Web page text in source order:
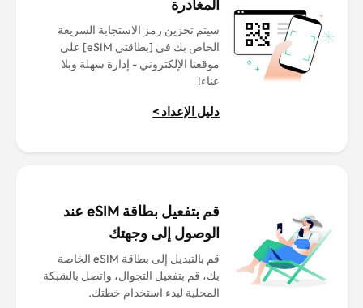
المغادرة
سيتم تخزين رمز الاستجابة السريعة
الخاص بك في [بطاقتي eSIM] على
موقعنا الإلكتروني - إدارة سهلة وبلا
عناء!
دليل الإعداد >
قم بتفعيل بطاقة eSIM عند
الوصول إلى وجهتك
قم بالتبديل إلى بطاقة eSIM الخاصة
بك، قم بتفعيل التجوال، واتصل بالشبكة
المحلية لبدء استخدام خطتك.